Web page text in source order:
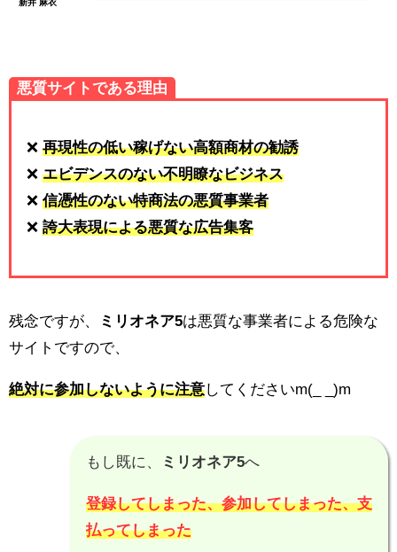
新井 麻衣
悪質サイトである理由
❌ 再現性の低い稼げない高額商材の勧誘
❌ エビデンスのない不明瞭なビジネス
❌ 信憑性のない特商法の悪質事業者
❌ 誇大表現による悪質な広告集客
残念ですが、 ミリオネア5は悪質な事業者による危険な
サイトですので、
絶対に参加しないように注意してくださいm(_ _)m
もし既に、 ミリオネア5へ
登録してしまった、参加してしまった、支
払ってしまった